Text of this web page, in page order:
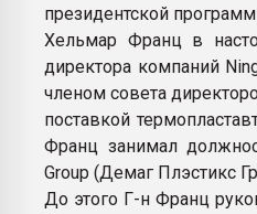
президентской
Хельмар Франц в
директора компаний
членом совета
поставкой
Франц занимал
Group (Демаг Плэстикс
До этого Г-н Франц